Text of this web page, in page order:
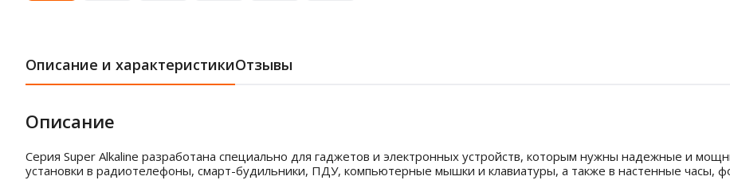
Описание и характеристикиОтзывы
Описание
Серия Super Alkaline разработана специально для гаджетов и электронных устройств, которым нужны надежные и
установки в радиотелефоны, смарт-будильники, ПДУ, компьютерные мышки и клавиатуры, а также в настенные часы,